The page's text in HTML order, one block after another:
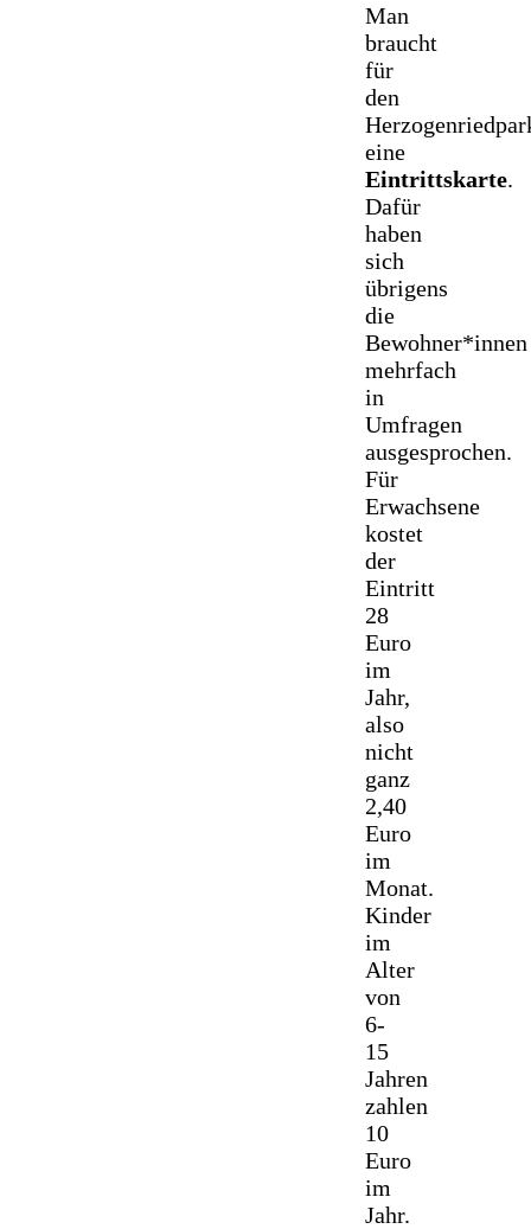
Man
braucht
für
den
eine
Eintrittskarte.
Dafür
haben
sich
übrigens
die
Bewohner*innen
mehrfach
in
Umfragen
ausgesprochen.
Für
Erwachsene
kostet
der
Eintritt
28
Euro
im
Jahr,
also
nicht
ganz
2,40
Euro
im
Monat.
Kinder
im
Alter
von
6-
15
Jahren
zahlen
10
Euro
im
Jahr.